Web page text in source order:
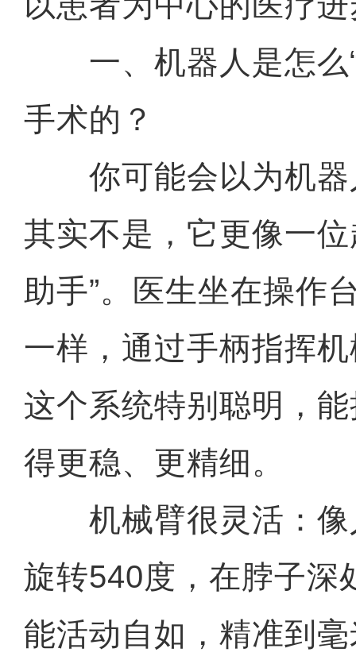
一、机器人是怎么“
手术的？
你可能会以为机器
其实不是，它更像一
助手”。医生坐在操作
一样，通过手柄指挥
这个系统特别聪明，
得更稳、更精细。
机械臂很灵活：像
旋转540度，在脖子深
能活动自如，精准到